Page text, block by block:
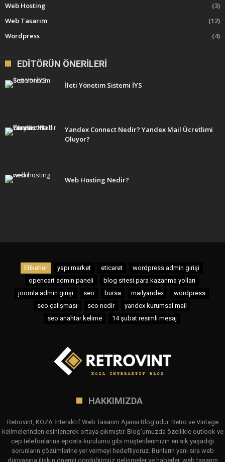
Web Hosting
(3)
Web Tasarım
(12)
Wordpress
(4)
EDITÖRÜN ÖNERILERI
İleti Yönetim Sistemi İYS
Yandex Connect Nedir? Yandex Mail Ücretlimi
Oluyor?
Web Hosting Nedir?
Etiketler yapı market eticaret
wordpress admin girişi
opencart admin paneli
blog sitesi para kazanma yolları
joomla admin girişi
seo bursa mailyandex
wordpress
seo çalışması
seo nedir
yandex kurumsal mail
seo anahtar kelime
14 şubat resimli mesaj
HAKKIMIZDA
Retrovint, KOZA İnteraktif Web Tasarım Ajansı Blog'udur. Retro ve Vintage
kelimelerinden esinlenerek ortaya çıkmıştır. Blog'umuzda özellikle outlook ve
cep telefonlarına eposta kurulumu gibi müşterilerimizin en sık yaşadığı
sorunların çözümlerine yer vermeyi hedefliyoruz. Bunların yanı sıra web
dünyasına ilişkin önemli gördüğümüz gelişmeler ve haberler, web tasarım